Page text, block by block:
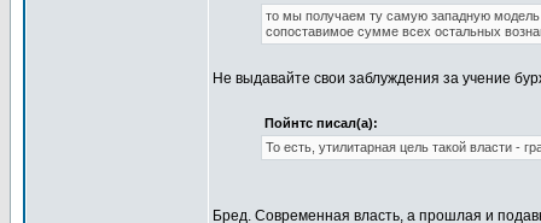
то мы получаем ту самую западную модель
сопоставимое сумме всех остальных
Не выдавайте свои заблуждения за учение
Пойнтс писал(а):
То есть, утилитарная цель такой власти -
Бред. Современная власть, а прошлая и